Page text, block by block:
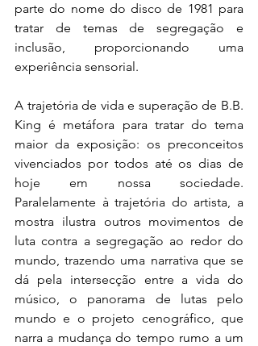
parte do nome do disco de 1981 para
tratar de temas de segregação e
inclusão, proporcionando uma
experiência sensorial.
A trajetória de vida e superação de B.B.
King é metáfora para tratar do tema
maior da exposição: os preconceitos
vivenciados por todos até os dias de
hoje em nossa sociedade.
Paralelamente à trajetória do artista, a
mostra ilustra outros movimentos de
luta contra a segregação ao redor do
mundo, trazendo uma narrativa que se
dá pela intersecção entre a vida do
músico, o panorama de lutas pelo
mundo e o projeto cenográfico, que
narra a mudança do tempo rumo a um